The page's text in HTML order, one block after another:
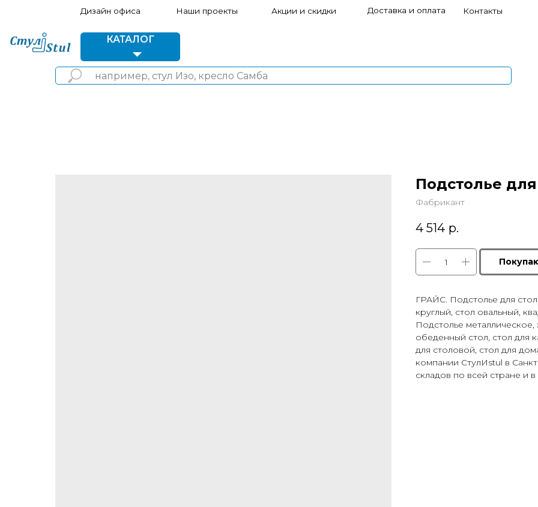
Дизайн офиса Контакты
Доставка и оплата
Наши проекты Акции и скидки
КАТАЛОГ
Подстолье
Фабрикант
4 514 р.
ГРАЙС. Подстолье для
круглый, стол овальный,
Подстолье
обеденный стол, стол для
для столовой, стол для
компании СтулИstul в
складов по всей стране и